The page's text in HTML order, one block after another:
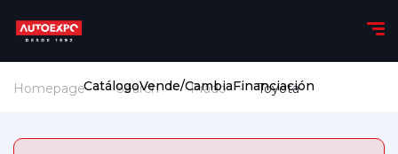
CatálogoVende/CambiaFinanciación
Homepage Search Prado Toyota